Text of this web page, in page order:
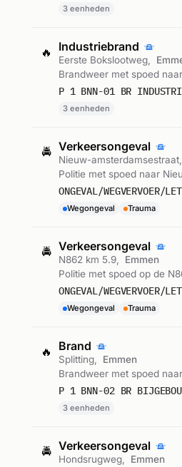
3 eenheden
🔥 Industriebrand
Eerste Bokslootweg,
Brandweer met spoed
P 1 BNN-01 BR
3 eenheden
🚔 Verkeersongeval
Nieuw-amsterdamsestraat,
Politie met spoed naar
ONGEVAL/WEGVERVOER/
Wegongeval Trauma
🚔 Verkeersongeval
N862 km 5.9,
Emmen
Politie met spoed op de
ONGEVAL/WEGVERVOER/
Wegongeval Trauma
🔥 Brand
Splitting,
Emmen
Brandweer met spoed
P 1 BNN-02 BR
3 eenheden
🚔 Verkeersongeval
Hondsrugweg,
Emmen